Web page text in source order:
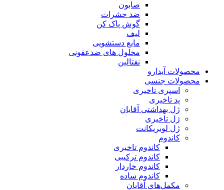
صابون
ضد حشرات
گوش پاک کن
لیف
مایع دستشویی
محلول های ضدعفونی
نفتالین
محصولات آیدارو
محصولات جنسی
اسپری تاخیری
پد تاخیری
ژل بهداشتی آقایان
ژل تاخیری
ژل لوبریکانت
کاندوم
کاندوم تاخیری
کاندوم ترکیبی
کاندوم خاردار
کاندوم ساده
مکمل‌های آقایان